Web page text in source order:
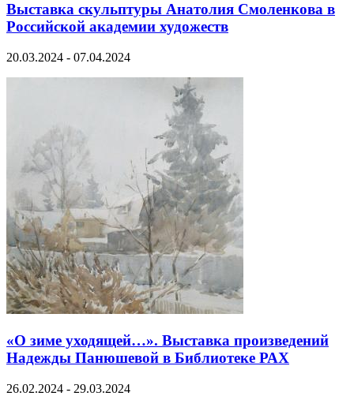
Выставка скульптуры Анатолия Смоленкова в
Российской академии художеств
20.03.2024 - 07.04.2024
«О зиме уходящей…». Выставка произведений
Надежды Панюшевой в Библиотеке РАХ
26.02.2024 - 29.03.2024